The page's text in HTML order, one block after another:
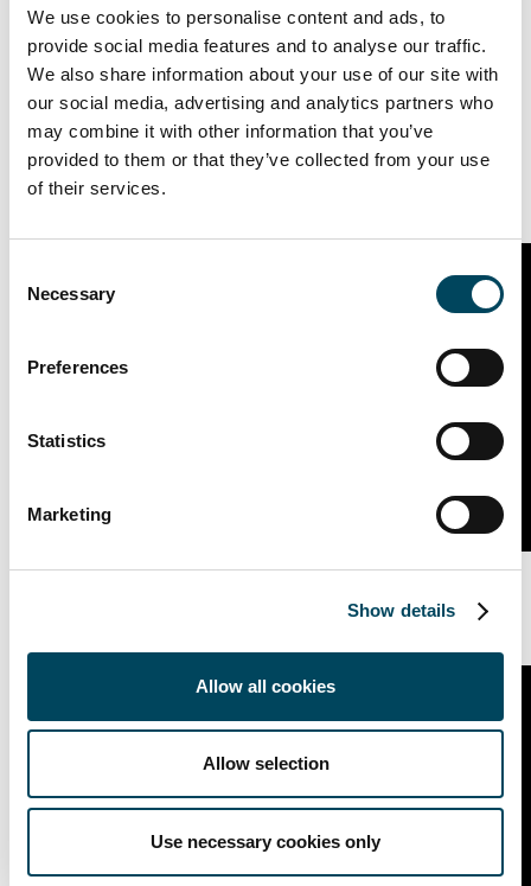
We use cookies to personalise content and ads, to
provide social media features and to analyse our traffic.
We also share information about your use of our site with
our social media, advertising and analytics partners who
may combine it with other information that you’ve
provided to them or that they’ve collected from your use
of their services.
Selection
Necessary
Preferences
Statistics
Marketing
Show details
Allow all cookies
Allow selection
Use necessary cookies only
Videos zum Projekt
Grand Central Düsseldorf: Urban
Living im neuen Stadtquartier
This content cannot be shown unless you allowStatistics
Wohnen in Stadtquartieren
This content cannot be shown unless you allowStatistics
and Marketing